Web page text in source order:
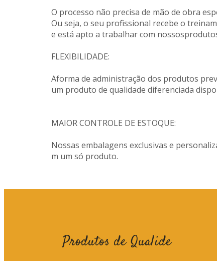
O processo não precisa de mão de obra
Ou seja, o seu profissional recebe o
e está apto a trabalhar com
FLEXIBILIDADE:
Aforma de administração dos produtos
um produto de qualidade diferenciada
MAIOR CONTROLE DE ESTOQUE:
Nossas embalagens exclusivas e
m um só produto.
Produtos de Qualide